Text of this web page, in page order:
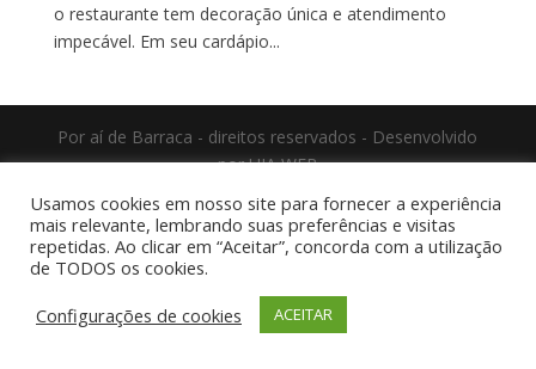
o restaurante tem decoração única e atendimento
impecável. Em seu cardápio...
Por aí de Barraca - direitos reservados - Desenvolvido
por UIA WEB
Usamos cookies em nosso site para fornecer a experiência
mais relevante, lembrando suas preferências e visitas
repetidas. Ao clicar em “Aceitar”, concorda com a utilização
de TODOS os cookies.
Configurações de cookies
ACEITAR